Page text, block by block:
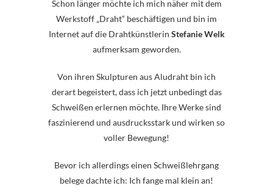
Schon länger möchte ich mich näher mit dem
Werkstoff „Draht“ beschäftigen und bin im
Internet auf die Drahtkünstlerin Stefanie Welk
aufmerksam geworden.
Von ihren Skulpturen aus Aludraht bin ich
derart begeistert, dass ich jetzt unbedingt das
Schweißen erlernen möchte. Ihre Werke sind
faszinierend und ausdrucksstark und wirken so
voller Bewegung!
Bevor ich allerdings einen Schweißlehrgang
belege dachte ich: Ich fange mal klein an!